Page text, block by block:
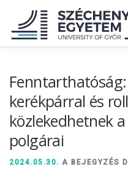
tartalomhoz
DIPLOMAÁTADÓ
SZOLGÁLTATÁSOK
kerékpárral és
közlekedhetnek
polgárai
2024.05.30. A BEJEGYZÉS